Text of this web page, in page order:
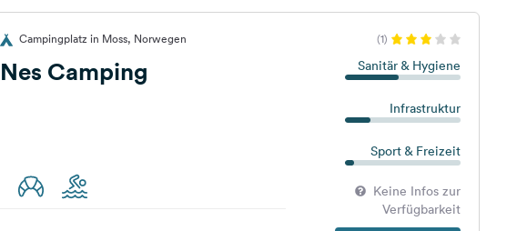
Campingplatz in Moss, Norwegen (1)
Nes Camping Sanitär & Hygiene
Infrastruktur
Sport & Freizeit
Keine Infos zur
Verfügbarkeit